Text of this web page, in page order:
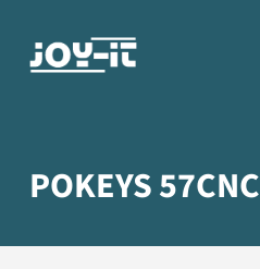
POKEYS 57CNC